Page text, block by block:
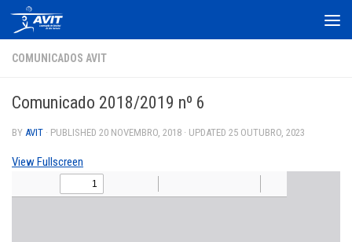
Skip to content
COMUNICADOS AVIT
Comunicado 2018/2019 nº 6
BY AVIT · PUBLISHED 20 NOVEMBRO, 2018 · UPDATED 25 OUTUBRO, 2023
View Fullscreen